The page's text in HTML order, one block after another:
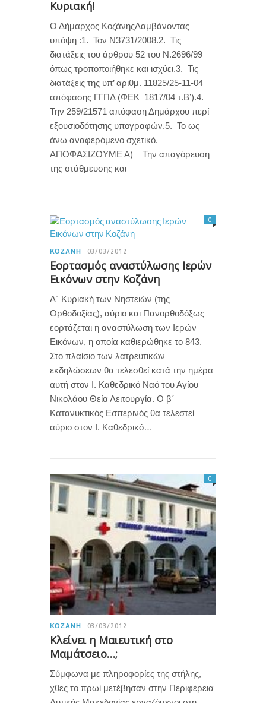
Κυριακή!
Ο Δήμαρχος ΚοζάνηςΛαμβάνοντας
υπόψη :1. Τον Ν3731/2008.2. Τις
διατάξεις του άρθρου 52 του Ν.2696/99
όπως τροποποιήθηκε και ισχύει.3. Τις
διατάξεις της υπ’ αριθμ. 11825/25-11-04
απόφασης ΓΓΠΔ (ΦΕΚ 1817/04 τ.Β’).4.
Την 259/21571 απόφαση Δημάρχου περί
εξουσιοδότησης υπογραφών.5. Το ως
άνω αναφερόμενο σχετικό.
ΑΠΟΦΑΣΙΖΟΥΜΕ Α) Την απαγόρευση
της στάθμευσης και
ΚΟΖΆΝΗ 03/03/2012
Εορτασμός αναστύλωσης Ιερών
Εικόνων στην Κοζάνη
0
Α΄ Κυριακή των Νηστειών (της
Ορθοδοξίας), αύριο και Πανορθοδόξως
εορτάζεται η αναστύλωση των Ιερών
Εικόνων, η οποία καθιερώθηκε το 843.
Στο πλαίσιο των λατρευτικών
εκδηλώσεων θα τελεσθεί κατά την ημέρα
αυτή στον Ι. Καθεδρικό Ναό του Αγίου
Νικολάου Θεία Λειτουργία. Ο β΄
Κατανυκτικός Εσπερινός θα τελεστεί
αύριο στον Ι. Καθεδρικό…
ΚΟΖΆΝΗ 03/03/2012
Κλείνει η Μαιευτική στο
Μαμάτσειο…;
0
Σύμφωνα με πληροφορίες της στήλης,
χθες το πρωί μετέβησαν στην Περιφέρεια